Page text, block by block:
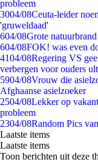
probleem
3004/08Ceuta-leider
'gruweldaad'
604/08Grote
604/08FOK! was even
4104/08Regering VS
verbergen voor ouders
5904/08Vrouw die
Afghaanse asielzoeker
2504/08Lekker op
probleem
2304/08Random Pics
Laatste items
Laatste items
Toon berichten uit deze